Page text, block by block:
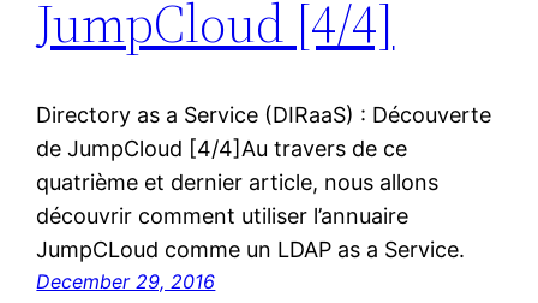
JumpCloud [4/4]
Directory as a Service (DIRaaS) : Découverte
de JumpCloud [4/4]Au travers de ce
quatrième et dernier article, nous allons
découvrir comment utiliser l’annuaire
JumpCLoud comme un LDAP as a Service.
December 29, 2016